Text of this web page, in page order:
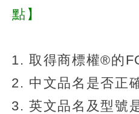
點】
取得商標權®️的
中文品名是否正
英文品名及型號